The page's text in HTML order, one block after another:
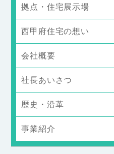
拠点・住宅展示場
西甲府住宅の想い
会社概要
社長あいさつ
歴史・沿革
事業紹介